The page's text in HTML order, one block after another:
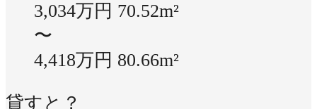
3,034万円 70.52m²
〜
4,418万円 80.66m²
貸すと？